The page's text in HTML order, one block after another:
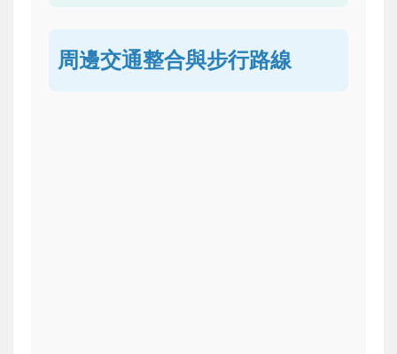
周邊交通整合與步行路線